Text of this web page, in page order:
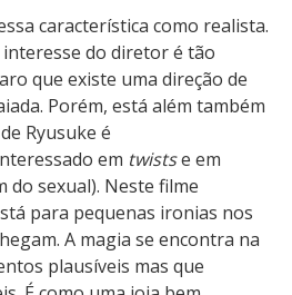
característica como realista.
do diretor é tão
que existe uma direção de
Porém, está além também
Ryusuke é
em twistse em
do sexual). Neste filme
para pequenas ironias nos
A magia se encontra na
plausíveis mas que